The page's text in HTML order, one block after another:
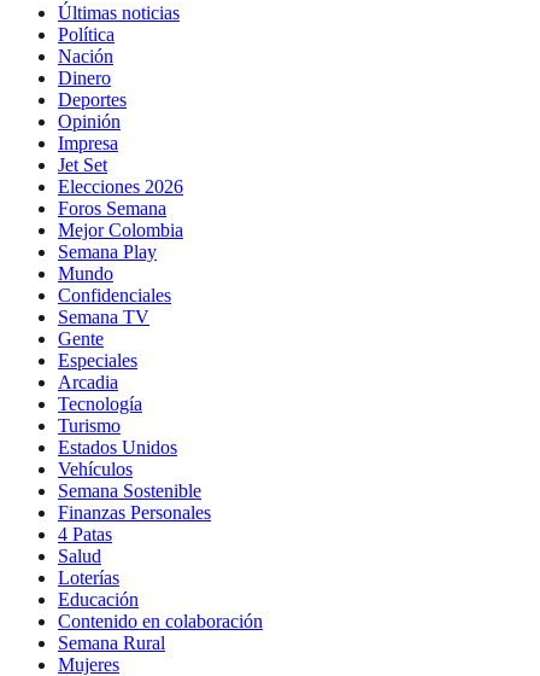
Últimas noticias
Política
Nación
Dinero
Deportes
Opinión
Impresa
Jet Set
Elecciones 2026
Foros Semana
Mejor Colombia
Semana Play
Mundo
Confidenciales
Semana TV
Gente
Especiales
Arcadia
Tecnología
Turismo
Estados Unidos
Vehículos
Semana Sostenible
Finanzas Personales
4 Patas
Salud
Loterías
Educación
Contenido en colaboración
Semana Rural
Mujeres